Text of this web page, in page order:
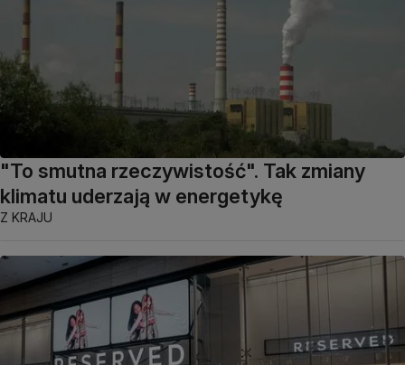
"To smutna rzeczywistość". Tak zmiany
klimatu uderzają w energetykę
Z KRAJU